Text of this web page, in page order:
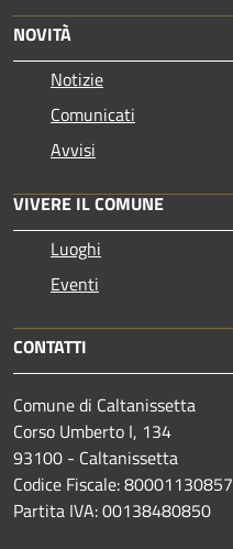
NOVITÀ
Notizie
Comunicati
Avvisi
VIVERE IL COMUNE
Luoghi
Eventi
CONTATTI
Comune di Caltanissetta
Corso Umberto I, 134
93100 - Caltanissetta
Codice Fiscale: 80001130857
Partita IVA: 00138480850